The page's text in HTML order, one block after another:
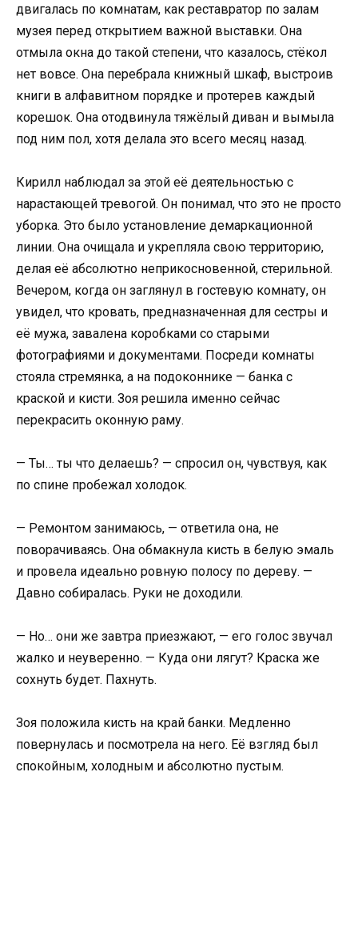
двигалась по комнатам, как реставратор по залам
музея перед открытием важной выставки. Она
отмыла окна до такой степени, что казалось, стёкол
нет вовсе. Она перебрала книжный шкаф, выстроив
книги в алфавитном порядке и протерев каждый
корешок. Она отодвинула тяжёлый диван и вымыла
под ним пол, хотя делала это всего месяц назад.
Кирилл наблюдал за этой её деятельностью с
нарастающей тревогой. Он понимал, что это не просто
уборка. Это было установление демаркационной
линии. Она очищала и укрепляла свою территорию,
делая её абсолютно неприкосновенной, стерильной.
Вечером, когда он заглянул в гостевую комнату, он
увидел, что кровать, предназначенная для сестры и
её мужа, завалена коробками со старыми
фотографиями и документами. Посреди комнаты
стояла стремянка, а на подоконнике — банка с
краской и кисти. Зоя решила именно сейчас
перекрасить оконную раму.
— Ты… ты что делаешь? — спросил он, чувствуя, как
по спине пробежал холодок.
— Ремонтом занимаюсь, — ответила она, не
поворачиваясь. Она обмакнула кисть в белую эмаль
и провела идеально ровную полосу по дереву. —
Давно собиралась. Руки не доходили.
— Но… они же завтра приезжают, — его голос звучал
жалко и неуверенно. — Куда они лягут? Краска же
сохнуть будет. Пахнуть.
Зоя положила кисть на край банки. Медленно
повернулась и посмотрела на него. Её взгляд был
спокойным, холодным и абсолютно пустым.